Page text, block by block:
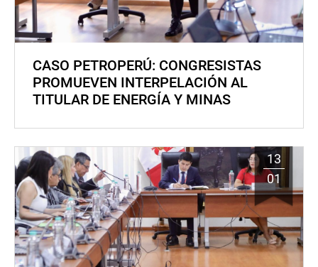
CASO PETROPERÚ: CONGRESISTAS
PROMUEVEN INTERPELACIÓN AL
TITULAR DE ENERGÍA Y MINAS
13
01